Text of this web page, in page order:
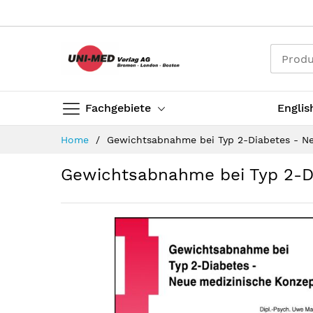
Fachgebiete
Home Gewichtsabnahme bei Typ 2-Diabetes -
Gewichtsabnahme bei Typ 2-